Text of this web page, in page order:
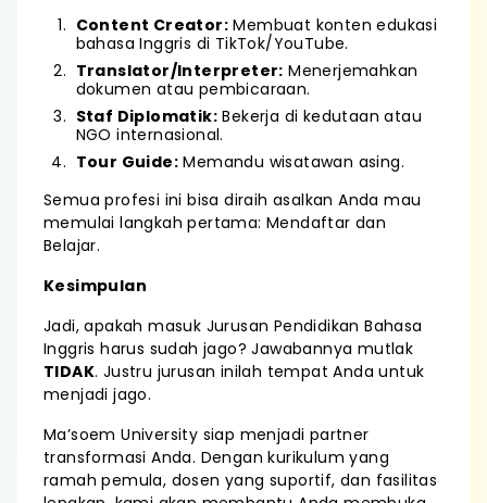
Content Creator: Membuat konten edukasi
bahasa Inggris di TikTok/YouTube.
Translator/Interpreter: Menerjemahkan
dokumen atau pembicaraan.
Staf Diplomatik: Bekerja di kedutaan atau
NGO internasional.
Tour Guide: Memandu wisatawan asing.
Semua profesi ini bisa diraih asalkan Anda mau
memulai langkah pertama: Mendaftar dan
Belajar.
Kesimpulan
Jadi, apakah masuk Jurusan Pendidikan Bahasa
Inggris harus sudah jago? Jawabannya mutlak
TIDAK. Justru jurusan inilah tempat Anda untuk
menjadi jago.
Ma’soem University siap menjadi partner
transformasi Anda. Dengan kurikulum yang
ramah pemula, dosen yang suportif, dan fasilitas